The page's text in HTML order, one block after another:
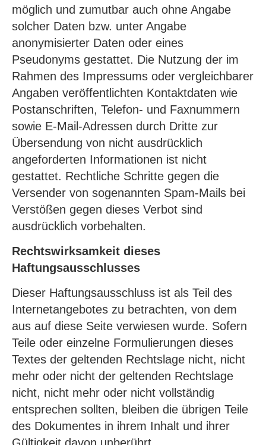
möglich und zumutbar auch ohne Angabe
solcher Daten bzw. unter Angabe
anonymisierter Daten oder eines
Pseudonyms gestattet. Die Nutzung der im
Rahmen des Impressums oder vergleichbarer
Angaben veröffentlichten Kontaktdaten wie
Postanschriften, Telefon- und Faxnummern
sowie E-Mail-Adressen durch Dritte zur
Übersendung von nicht ausdrücklich
angeforderten Informationen ist nicht
gestattet. Rechtliche Schritte gegen die
Versender von sogenannten Spam-Mails bei
Verstößen gegen dieses Verbot sind
ausdrücklich vorbehalten.
Rechtswirksamkeit dieses
Haftungsausschlusses
Dieser Haftungsausschluss ist als Teil des
Internetangebotes zu betrachten, von dem
aus auf diese Seite verwiesen wurde. Sofern
Teile oder einzelne Formulierungen dieses
Textes der geltenden Rechtslage nicht, nicht
mehr oder nicht der geltenden Rechtslage
nicht, nicht mehr oder nicht vollständig
entsprechen sollten, bleiben die übrigen Teile
des Dokumentes in ihrem Inhalt und ihrer